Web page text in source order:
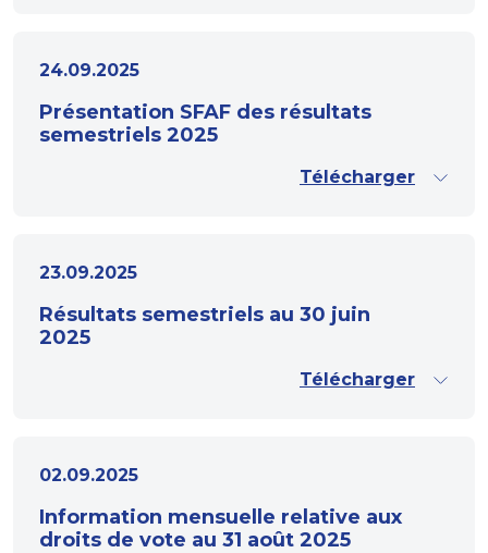
24.09.2025
Présentation SFAF des résultats
semestriels 2025
Télécharger
23.09.2025
Résultats semestriels au 30 juin
2025
Télécharger
02.09.2025
Information mensuelle relative aux
droits de vote au 31 août 2025